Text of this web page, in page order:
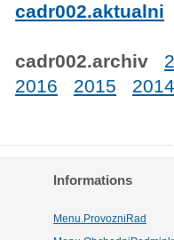
cadr002.aktualni
cadr002.archiv
2016
2015 2014
Informations
Menu.ProvozniRad